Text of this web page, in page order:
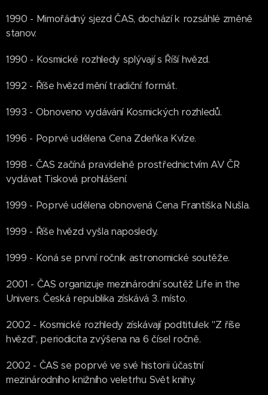
1990 - Mimořádný sjezd ČAS, dochází k rozsáhlé změně
stanov.
1990 - Kosmické rozhledy splývají s Říší hvězd.
1992 - Říše hvězd mění tradiční formát.
1993 - Obnoveno vydávání Kosmických rozhledů.
1996 - Poprvé udělena Cena Zdeňka Kvíze.
1998 - ČAS začíná pravidelně prostřednictvím AV ČR
vydávat Tisková prohlášení.
1999 - Poprvé udělena obnovená Cena Františka Nušla.
1999 - Říše hvězd vyšla naposledy.
1999 - Koná se první ročník astronomické soutěže.
2001 - ČAS organizuje mezinárodní soutěž Life in the
Univers. Česká republika získává 3. místo.
2002 - Kosmické rozhledy získávají podtitulek "Z říše
hvězd", periodicita zvýšena na 6 čísel ročně.
2002 - ČAS se poprvé ve své historii účastní
mezinárodního knižního veletrhu Svět knihy.